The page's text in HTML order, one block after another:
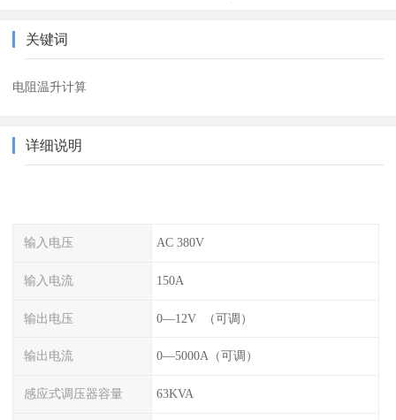
关键词
电阻温升计算
详细说明
输入电压 AC 380V
输入电流 150A
输出电压 0—12V （可调）
输出电流 0—5000A（可调）
感应式调压器容量 63KVA